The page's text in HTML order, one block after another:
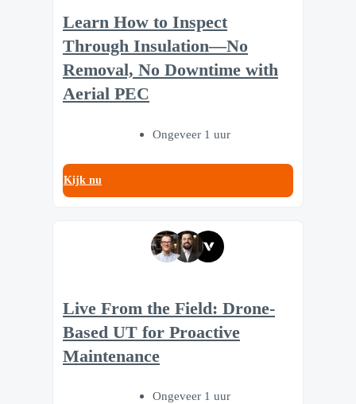
Learn How to Inspect
Through Insulation—No
Removal, No Downtime with
Aerial PEC
Ongeveer 1 uur
Kijk nu
Live From the Field: Drone-
Based UT for Proactive
Maintenance
Ongeveer 1 uur